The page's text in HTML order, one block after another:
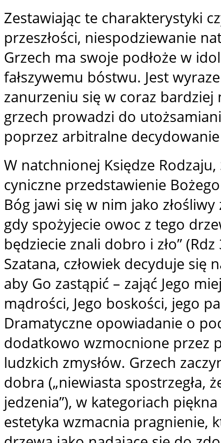
Zestawiając te charakterystyki
przeszłości, niespodziewanie
Grzech ma swoje podłoże w
fałszywemu bóstwu. Jest
zanurzeniu się w coraz bardziej
grzech prowadzi do
poprzez arbitralne
W natchnionej Księdze
cyniczne przedstawienie
Bóg jawi się w nim jako
gdy spożyjecie owoc z tego
będziecie znali dobro i zło”
Szatana, człowiek decyduje
aby Go zastąpić – zająć Jego
mądrości, Jego boskości, jego
Dramatyczne opowiadanie o
dodatkowo wzmocnione przez
ludzkich zmysłów. Grzech
dobra („niewiasta spostrzegła,
jedzenia”), w kategoriach
estetyka wzmacnia pragnienie,